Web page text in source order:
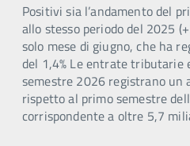
Positivi sia l’andamento del
allo stesso periodo del 2025
solo mese di giugno, che ha
del 1,4% Le entrate tributarie
semestre 2026 registrano un
rispetto al primo semestre
corrispondente a oltre 5,7